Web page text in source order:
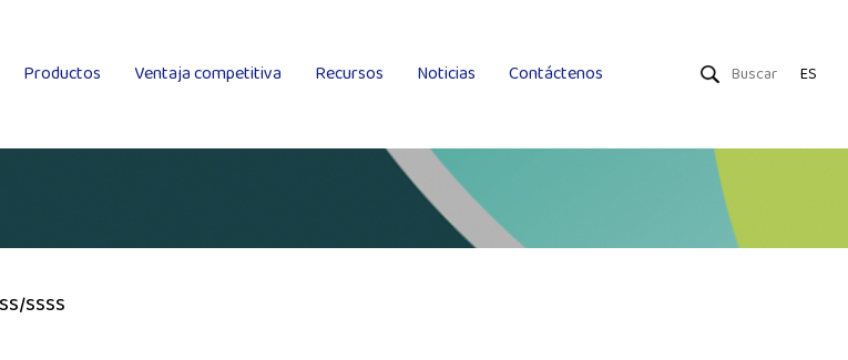
Productos Ventaja competitiva Recursos Noticias Contáctenos ES
SSSS